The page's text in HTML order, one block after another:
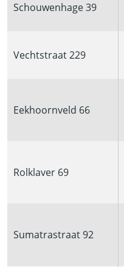
Schouwenhage 39
Vechtstraat 229
Eekhoornveld 66
Rolklaver 69
Sumatrastraat 92